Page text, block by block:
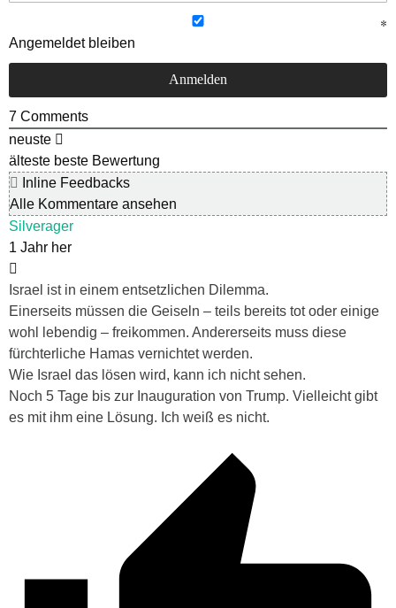
Angemeldet bleiben
7 Comments
neuste
älteste beste Bewertung
Inline Feedbacks
Alle Kommentare ansehen
Silverager
1 Jahr her
Israel ist in einem entsetzlichen Dilemma.
Einerseits müssen die Geiseln – teils bereits tot oder einige
wohl lebendig – freikommen. Andererseits muss diese
fürchterliche Hamas vernichtet werden.
Wie Israel das lösen wird, kann ich nicht sehen.
Noch 5 Tage bis zur Inauguration von Trump. Vielleicht gibt
es mit ihm eine Lösung. Ich weiß es nicht.